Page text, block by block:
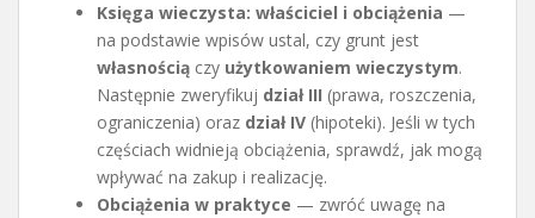
Księga wieczysta: właściciel i obciążenia —
na podstawie wpisów ustal, czy grunt jest
własnością czy użytkowaniem wieczystym.
Następnie zweryfikuj dział III (prawa, roszczenia,
ograniczenia) oraz dział IV (hipoteki). Jeśli w tych
częściach widnieją obciążenia, sprawdź, jak mogą
wpływać na zakup i realizację.
Obciążenia w praktyce — zwróć uwagę na